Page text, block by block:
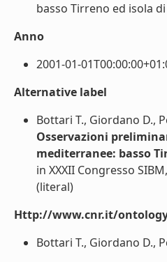
basso Tirreno ed isola
Anno
2001-01-
Alternative label
Bottari T., Giordano D.,
Osservazioni
mediterranee: basso
in XXXII Congresso
(literal)
Http://www.cnr.it/
Bottari T., Giordano D.,